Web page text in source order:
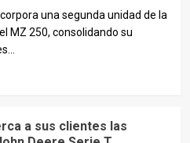
una segunda unidad de la
MZ 250, consolidando su
a sus clientes las